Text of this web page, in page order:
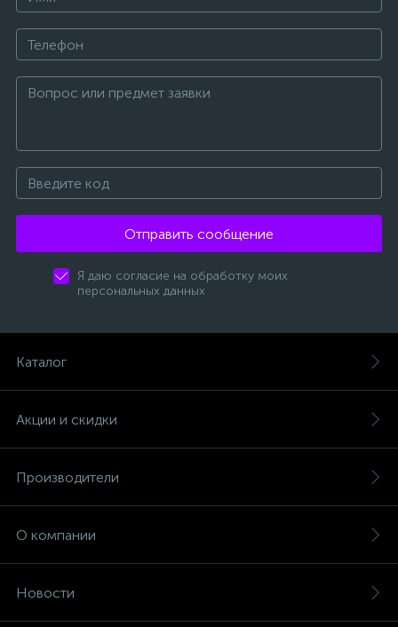
Отправить сообщение
Я даю согласие на обработку моих
персональных данных
Каталог
Акции и скидки
Производители
О компании
Новости